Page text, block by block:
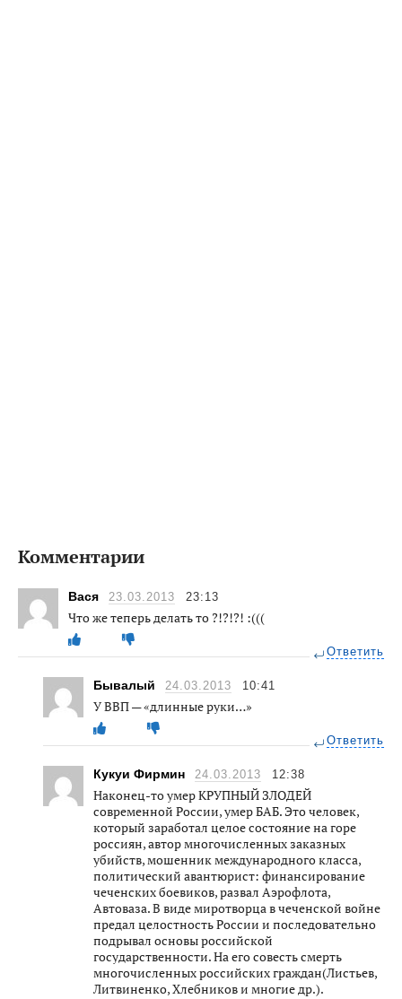
Комментарии
Вася 23.03.2013 23:13
Что же теперь делать то ?!?!?! :(((
Ответить
Бывалый 24.03.2013 10:41
У ВВП — «длинные руки…»
Ответить
Кукуи Фирмин 24.03.2013 12:38
Наконец-то умер КРУПНЫЙ ЗЛОДЕЙ
современной России, умер БАБ. Это человек,
который заработал целое состояние на горе
россиян, автор многочисленных заказных
убийств, мошенник международного класса,
политический авантюрист: финансирование
чеченских боевиков, развал Аэрофлота,
Автоваза. В виде миротворца в чеченской войне
предал целостность России и последовательно
подрывал основы российской
государственности. На его совесть смерть
многочисленных российских граждан(Листьев,
Литвиненко, Хлебников и многие др.).